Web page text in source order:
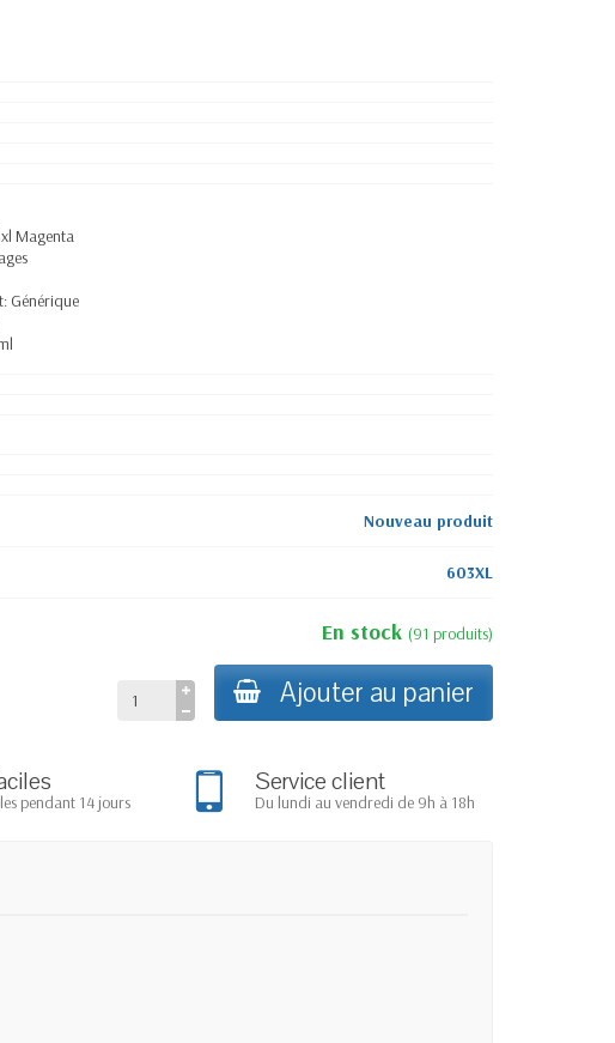
Magenta
Générique
Nouveau produit
603XL
En stock (91 produits)
Ajouter au panier
pendant 14 jours
Service client
Du lundi au vendredi de 9h à 18h